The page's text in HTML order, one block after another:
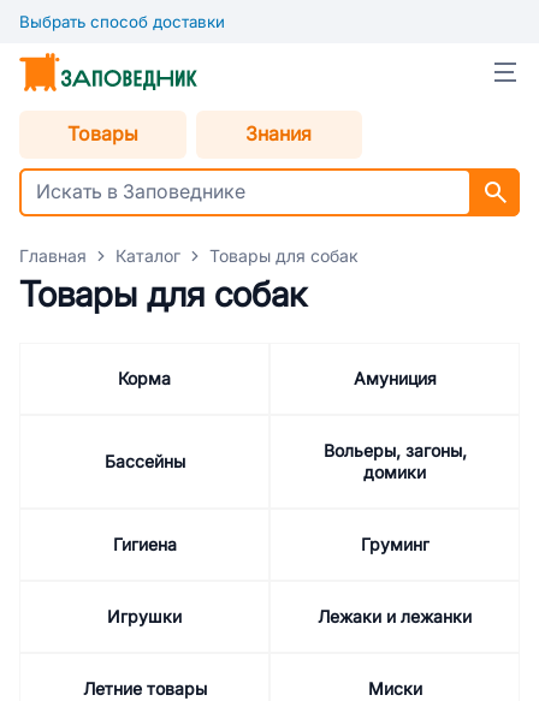
Выбрать способ доставки
Товары Знания
Главная Каталог Товары для собак
Товары для собак
Корма Амуниция
Бассейны
Вольеры, загоны,
домики
Гигиена Груминг
Игрушки Лежаки и лежанки
Летние товары Миски